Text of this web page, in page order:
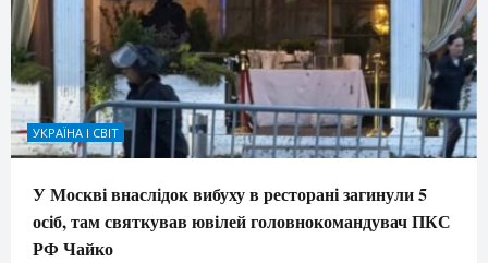
УКРАЇНА І СВІТ
У Москві внаслідок вибуху в ресторані загинули 5
осіб, там святкував ювілей головнокомандувач ПКС
РФ Чайко